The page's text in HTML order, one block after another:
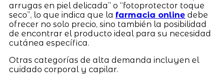
arrugas en piel delicada” o “fotoprotector toque
seco”, lo que indica que la farmacia online debe
ofrecer no solo precio, sino también la posibilidad
de encontrar el producto ideal para su necesidad
cutánea específica.
Otras categorías de alta demanda incluyen el
cuidado corporal y capilar.